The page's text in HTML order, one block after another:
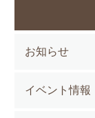
お知らせ
イベント情報